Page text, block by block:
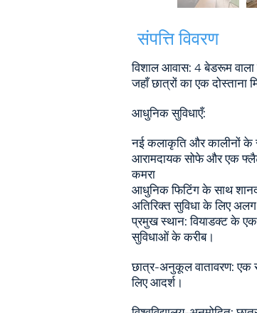
संपत्ति विवरण
विशाल आवास: 4 बेडरूम वाला
जहाँ छात्रों का एक दोस्ताना
आधुनिक सुविधाएँ:
नई कलाकृति और कालीनों के
आरामदायक सोफे और एक
कमरा
आधुनिक फिटिंग के साथ
अतिरिक्त सुविधा के लिए
प्रमुख स्थान: वियाडक्ट के एक
सुविधाओं के करीब।
छात्र-अनुकूल वातावरण: एक
लिए आदर्श।